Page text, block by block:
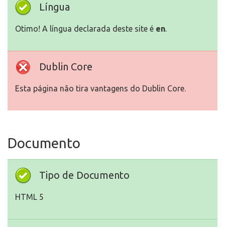
Língua
Otimo! A língua declarada deste site é en.
Dublin Core
Esta página não tira vantagens do Dublin Core.
Documento
Tipo de Documento
HTML 5